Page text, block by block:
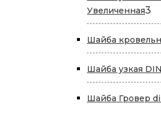
Увеличенная3
Шайба
Шайба узкая
Шайба Гровер